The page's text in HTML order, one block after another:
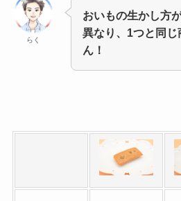
らく
おいもの生かし方
異なり、1つと同
ん！